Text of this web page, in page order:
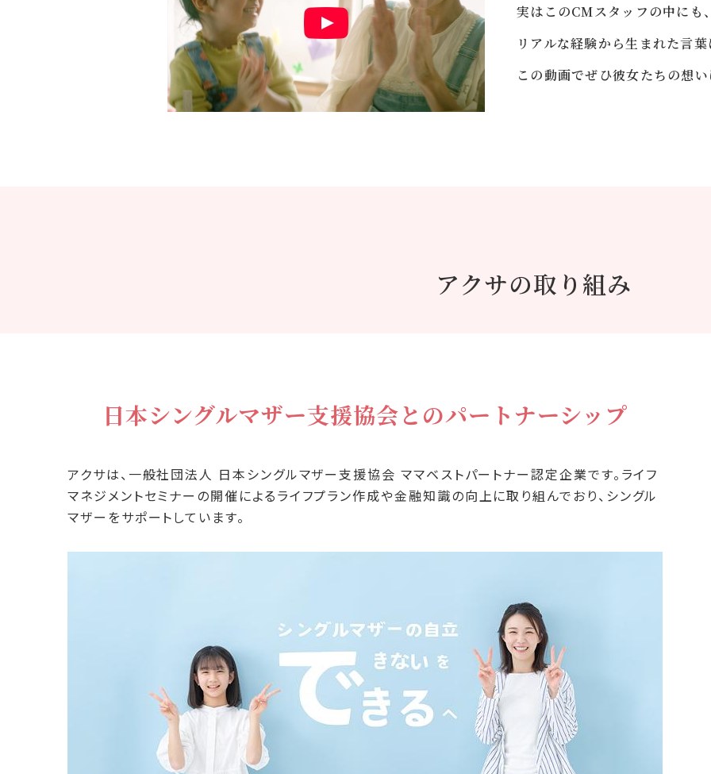
実はこのCMスタッフの中にも
リアルな経験から生まれた言
この動画でぜひ彼女たちの想い
アクサの取り組み
日本シングルマザー支援協会とのパートナーシップ
アクサは、一般社団法人 日本シングルマザー支援協会 ママベストパートナー認定企業です。ライフ
マネジメントセミナーの開催によるライフプラン作成や金融知識の向上に取り組んでおり、シングル
マザーをサポートしています。